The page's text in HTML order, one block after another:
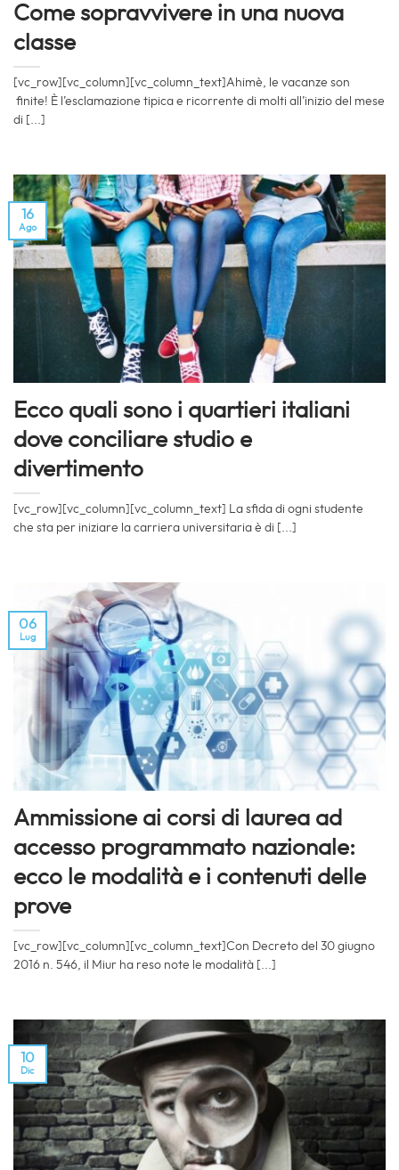
Come sopravvivere in una nuova
classe
[vc_row][vc_column][vc_column_text]Ahimè, le vacanze son
finite! È l’esclamazione tipica e ricorrente di molti all’inizio del mese
di [...]
Ecco quali sono i quartieri italiani
dove conciliare studio e
divertimento
[vc_row][vc_column][vc_column_text] La sfida di ogni studente
che sta per iniziare la carriera universitaria è di [...]
16
Ago
Ammissione ai corsi di laurea ad
accesso programmato nazionale:
ecco le modalità e i contenuti delle
prove
[vc_row][vc_column][vc_column_text]Con Decreto del 30 giugno
2016 n. 546, il Miur ha reso note le modalità [...]
06
Lug
10
Dic